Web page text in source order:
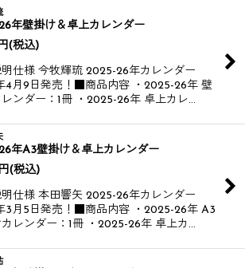
年壁掛け＆卓上カレンダー
円(税込)
明仕様 今牧輝琉 2025-26年カレンダー​​
4月9日発売！​ ​ ■商品内容 ・2025-26年 壁
ンダー：1冊 ・2025-26年 卓上カレ…
年A3壁掛け＆卓上カレンダー
円(税込)
明仕様 本田響矢 2025-26年カレンダー​
3月5日発売！​​ ■商品内容 ・2025-26年 A3
レンダー：1冊 ・2025-26年 卓上カ…